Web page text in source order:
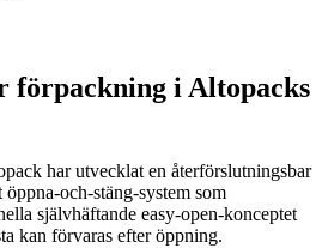
förpackning i Altopacks
har utvecklat en återförslutningsbar
och-stäng-system som
självhäftande easy-open-konceptet
kan förvaras efter öppning.